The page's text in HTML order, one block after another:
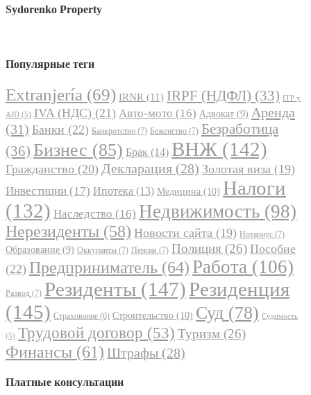
Sydorenko Property
Популярные теги
Extranjería (69) IRNR (11) IRPF (НДФЛ) (33) ITP y
AJD (5) IVA (НДС) (21) Авто-мото (16) Адвокат (9) Аренда
(31) Банки (22) Банкротство (7) Беженство (7) Безработица
(36) Бизнес (85) Брак (14) ВНЖ (142)
Гражданство (20) Декларация (28) Золотая виза (19)
Инвестиции (17) Ипотека (13) Медицина (10) Налоги
(132) Наследство (16) Недвижимость (98)
Нерезиденты (58) Новости сайта (19) Нотариус (7)
Образование (9) Оккупанты (7) Пенсия (7) Полиция (26) Пособие
(22) Предприниматель (64) Работа (106)
Развод (7) Резиденты (147)Резиденция
(145) Страхование (6) Строительство (10) Суд (78) Судимость
(5) Трудовой договор (53) Туризм (26)
Финансы (61) Штрафы (28)
Платные консультации